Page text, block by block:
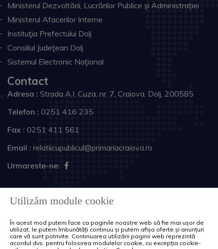
Ministerul Dezvoltării, Lucrărilor Publice și Administrației
Ministerul Afacerilor Interne
Instituţia Prefectului Dolj
Consiliul Judeţean Dolj
Sistemul Electronic Naţional
Contact
Adresa : Strada A.I. Cuza, nr. 7, Craiova, Dolj, 200585
Telefon : 0251 416 235
Fax : 0251 411 561
Email : relatiicupublicul@primariacraiova.ro
Urmareste-ne:
drepturile rezervate.
Harta site
Politica de cookie-uri
Utilizăm module cookie
În acest mod putem face ca paginile noastre web să fie mai ușor de
utilizat, le putem îmbunătăți continuu și putem afișa oferte și anunțuri
care vă sunt potrivite. Continuarea utilizării paginii web reprezintă
acordul dvs. pentru folosirea modulelor cookie, cu excepția cookie-